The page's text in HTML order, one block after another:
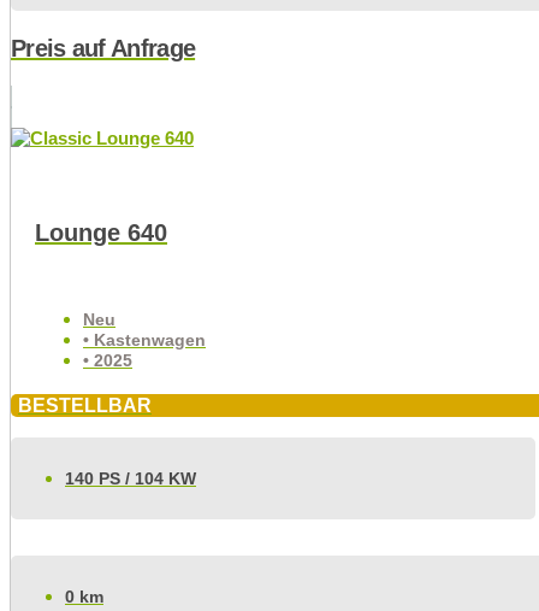
Preis auf Anfrage
Lounge 640
Neu
• Kastenwagen
• 2025
BESTELLBAR
140 PS / 104 KW
0 km